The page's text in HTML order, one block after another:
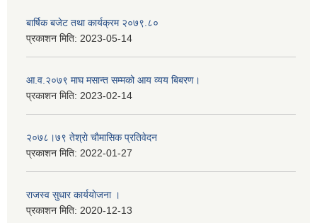
बार्षिक बजेट तथा कार्यक्रम २०७९.८०
प्रकाशन मिति: 2023-05-14
आ.व.२०७९ माघ मसान्त सम्मको आय व्यय बिबरण।
प्रकाशन मिति: 2023-02-14
२०७८।७९ तेश्राे चाैमासिक प्रतिवेदन
प्रकाशन मिति: 2022-01-27
राजस्व सुधार कार्ययाेजना ।
प्रकाशन मिति: 2020-12-13